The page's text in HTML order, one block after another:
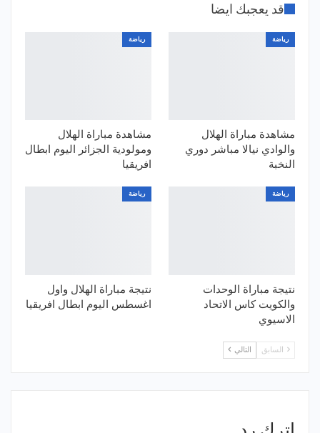
قد يعجبك ايضا
رياضة
مشاهدة مباراة الهلال
والوادي نيالا مباشر دوري
النخبة
رياضة
مشاهدة مباراة الهلال
ومولودية الجزائر اليوم ابطال
افريقيا
رياضة
نتيجة مباراة الوحدات
والكويت كاس الاتحاد
الاسيوي
رياضة
نتيجة مباراة الهلال واول
اغسطس اليوم ابطال افريقيا
السابق التالي